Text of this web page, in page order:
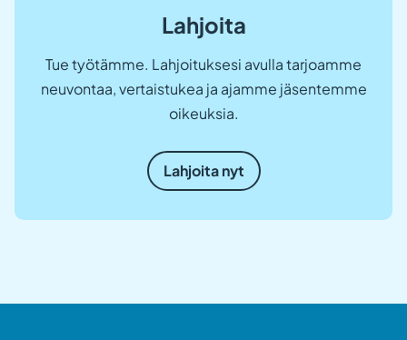
Lahjoita
Tue työtämme. Lahjoituksesi avulla tarjoamme
neuvontaa, vertaistukea ja ajamme jäsentemme
oikeuksia.
Lahjoita nyt